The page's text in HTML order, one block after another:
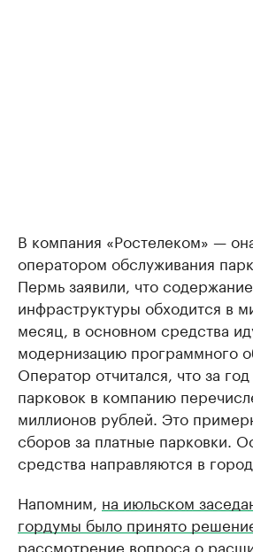
В компания «Ростелеком» —
оператором обслуживания
Пермь заявили, что
инфраструктуры обходится в
месяц, в основном средства
модернизацию программного
Оператор отчитался, что за
парковок в компанию
миллионов рублей. Это
сборов за платные парковки.
средства направляются в
Напомним, на июльском
гордумы было принято
рассмотрение вопроса о